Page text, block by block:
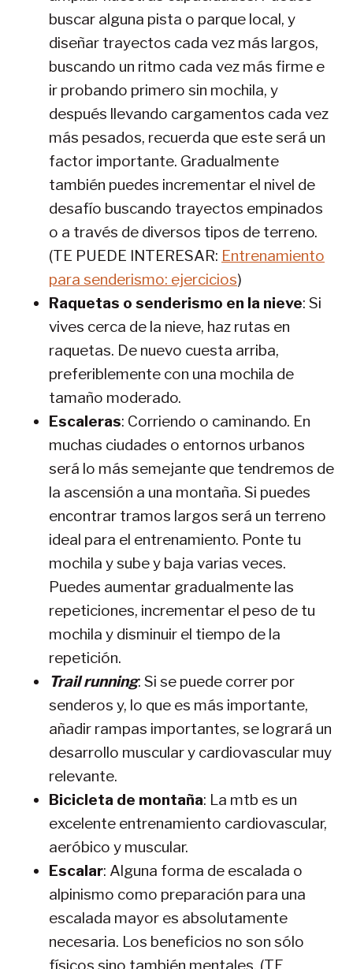
buscar alguna pista o parque local, y
diseñar trayectos cada vez más largos,
buscando un ritmo cada vez más firme e
ir probando primero sin mochila, y
después llevando cargamentos cada vez
más pesados, recuerda que este será un
factor importante. Gradualmente
también puedes incrementar el nivel de
desafío buscando trayectos empinados
o a través de diversos tipos de terreno.
(TE PUEDE INTERESAR: Entrenamiento
para senderismo: ejercicios)
Raquetas o senderismo en la nieve: Si
vives cerca de la nieve, haz rutas en
raquetas. De nuevo cuesta arriba,
preferiblemente con una mochila de
tamaño moderado.
Escaleras: Corriendo o caminando. En
muchas ciudades o entornos urbanos
será lo más semejante que tendremos de
la ascensión a una montaña. Si puedes
encontrar tramos largos será un terreno
ideal para el entrenamiento. Ponte tu
mochila y sube y baja varias veces.
Puedes aumentar gradualmente las
repeticiones, incrementar el peso de tu
mochila y disminuir el tiempo de la
repetición.
Trail running: Si se puede correr por
senderos y, lo que es más importante,
añadir rampas importantes, se logrará un
desarrollo muscular y cardiovascular muy
relevante.
Bicicleta de montaña: La mtb es un
excelente entrenamiento cardiovascular,
aeróbico y muscular.
Escalar: Alguna forma de escalada o
alpinismo como preparación para una
escalada mayor es absolutamente
necesaria. Los beneficios no son sólo
físicos sino también mentales. (TE